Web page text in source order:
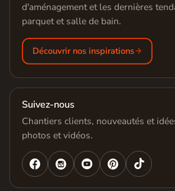
d'aménagement et les dernières
parquet et salle de bain.
Découvrir nos inspirations
Suivez-nous
Chantiers clients, nouveautés et
photos et vidéos.
   